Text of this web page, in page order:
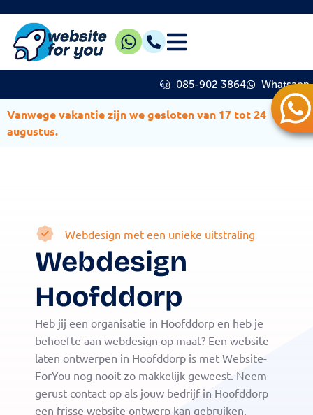
085-902 3864 Whatsapp
Vanwege vakantie zijn we gesloten van 17 tot 24
augustus.
Webdesign met een unieke uitstraling
Webdesign
Hoofddorp
Heb jij een organisatie in Hoofddorp en heb je
behoefte aan webdesign op maat? Een website
laten ontwerpen in Hoofddorp is met Website-
ForYou nog nooit zo makkelijk geweest. Neem
gerust contact op als jouw bedrijf in Hoofddorp
een frisse website ontwerp kan gebruiken.